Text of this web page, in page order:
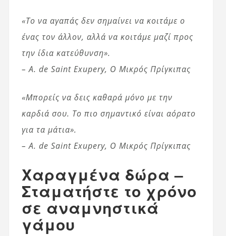
«Το να αγαπάς δεν σημαίνει να κοιτάμε ο
ένας τον άλλον, αλλά να κοιτάμε μαζί προς
την ίδια κατεύθυνση».
– A. de Saint Exupery, Ο Μικρός Πρίγκιπας
«Μπορείς να δεις καθαρά μόνο με την
καρδιά σου. Το πιο σημαντικό είναι αόρατο
για τα μάτια».
– A. de Saint Exupery, Ο Μικρός Πρίγκιπας
Χαραγμένα δώρα –
Σταματήστε το χρόνο
σε αναμνηστικά
γάμου